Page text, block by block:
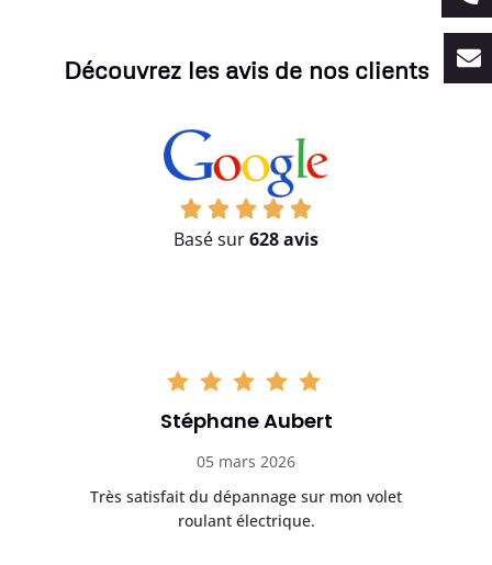
Découvrez les avis de nos clients
Basé sur628 avis
Stéphane Aubert
05 mars 2026
Très satisfait du dépannage sur mon volet
roulant électrique.